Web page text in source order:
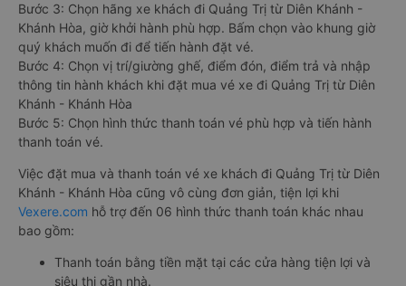
Bước 3: Chọn hãng xe khách đi Quảng Trị từ Diên Khánh -
Khánh Hòa, giờ khởi hành phù hợp. Bấm chọn vào khung giờ
quý khách muốn đi để tiến hành đặt vé.
Bước 4: Chọn vị trí/giường ghế, điểm đón, điểm trả và nhập
thông tin hành khách khi đặt mua vé xe đi Quảng Trị từ Diên
Khánh - Khánh Hòa
Bước 5: Chọn hình thức thanh toán vé phù hợp và tiến hành
thanh toán vé.
Việc đặt mua và thanh toán vé xe khách đi Quảng Trị từ Diên
Khánh - Khánh Hòa cũng vô cùng đơn giản, tiện lợi khi
Vexere.com hỗ trợ đến 06 hình thức thanh toán khác nhau
bao gồm:
Thanh toán bằng tiền mặt tại các cửa hàng tiện lợi và
siêu thị gần nhà.